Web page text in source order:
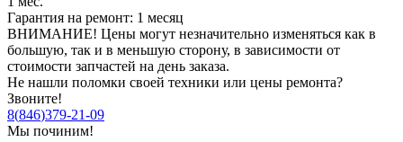
Гарантия на ремонт: 1 месяц
ВНИМАНИЕ! Цены могут незначительно изменяться как в
большую, так и в меньшую сторону, в зависимости от
стоимости запчастей на день заказа.
Не нашли поломки своей техники или цены ремонта?
Звоните!
8(846)379-21-09
Мы починим!